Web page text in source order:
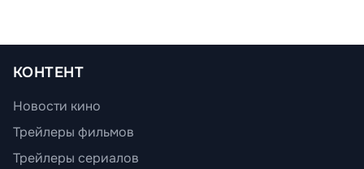
КОНТЕНТ
Новости кино
Трейлеры фильмов
Трейлеры сериалов